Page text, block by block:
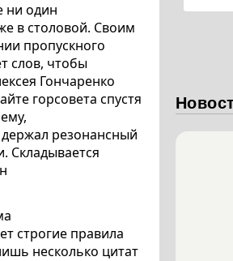
ни один
в столовой. Своим
пропускного
слов, чтобы
Гончаренко
горсовета спустя
резонансный
Складывается
строгие правила
несколько цитат